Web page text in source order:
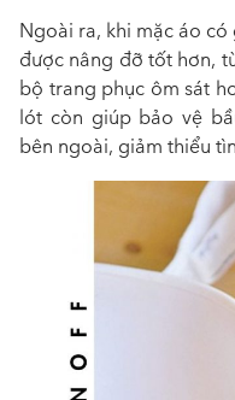
Ngoài ra, khi mặc áo
được nâng đỡ tốt hơn,
bộ trang phục ôm sát
lót còn giúp bảo vệ
bên ngoài, giảm thiểu